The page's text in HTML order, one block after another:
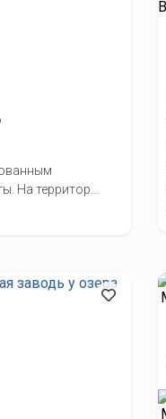
На территор...